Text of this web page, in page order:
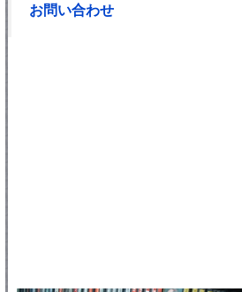
お問い合わせ